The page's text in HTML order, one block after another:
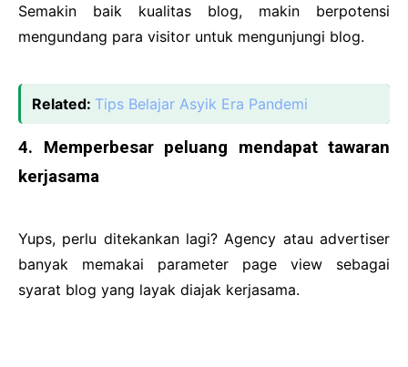
Semakin baik kualitas blog, makin berpotensi
mengundang para visitor untuk mengunjungi blog.
Related: Tips Belajar Asyik Era Pandemi
4. Memperbesar peluang mendapat tawaran
kerjasama
Yups, perlu ditekankan lagi? Agency atau advertiser
banyak memakai parameter page view sebagai
syarat blog yang layak diajak kerjasama.